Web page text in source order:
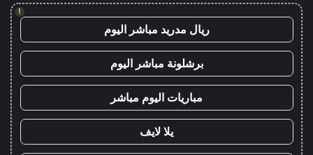
!
ريال مدريد مباشر اليوم
برشلونة مباشر اليوم
مباريات اليوم مباشر
يلا لايف